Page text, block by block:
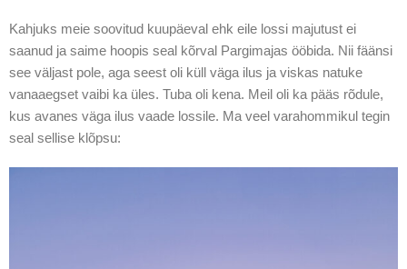
Kahjuks meie soovitud kuupäeval ehk eile lossi majutust ei
saanud ja saime hoopis seal kõrval Pargimajas ööbida. Nii fäänsi
see väljast pole, aga seest oli küll väga ilus ja viskas natuke
vanaaegset vaibi ka üles. Tuba oli kena. Meil oli ka pääs rõdule,
kus avanes väga ilus vaade lossile. Ma veel varahommikul tegin
seal sellise klõpsu: